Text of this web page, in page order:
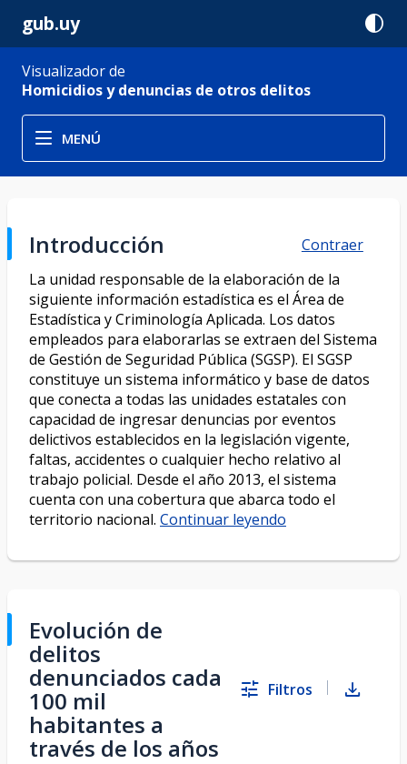
gub.uy contrast
Visualizador de
Homicidios y denuncias de otros delitos
MENÚ
Introducción
Contraer
La unidad responsable de la elaboración de la
siguiente información estadística es el Área de
Estadística y Criminología Aplicada. Los datos
empleados para elaborarlas se extraen del Sistema
de Gestión de Seguridad Pública (SGSP). El SGSP
constituye un sistema informático y base de datos
que conecta a todas las unidades estatales con
capacidad de ingresar denuncias por eventos
delictivos establecidos en la legislación vigente,
faltas, accidentes o cualquier hecho relativo al
trabajo policial. Desde el año 2013, el sistema
cuenta con una cobertura que abarca todo el
territorio nacional. Continuar leyendo
Evolución de
delitos
denunciados cada
100 mil
habitantes a
través de los años
Filtros